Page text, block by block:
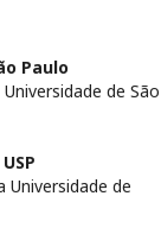
Paulo
de São
de